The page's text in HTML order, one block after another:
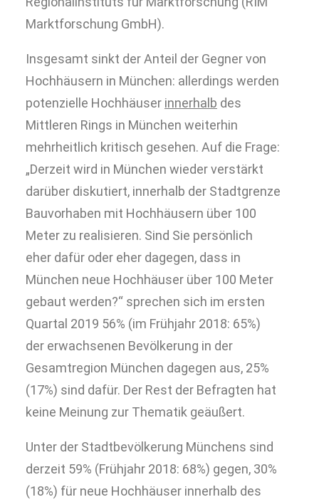
Marktforschung GmbH).
Insgesamt sinkt der Anteil der Gegner von
Hochhäusern in München: allerdings werden
potenzielle Hochhäuser innerhalb des
Mittleren Rings in München weiterhin
mehrheitlich kritisch gesehen. Auf die Frage:
„Derzeit wird in München wieder verstärkt
darüber diskutiert, innerhalb der Stadtgrenze
Bauvorhaben mit Hochhäusern über 100
Meter zu realisieren. Sind Sie persönlich
eher dafür oder eher dagegen, dass in
München neue Hochhäuser über 100 Meter
gebaut werden?“ sprechen sich im ersten
Quartal 2019 56% (im Frühjahr 2018: 65%)
der erwachsenen Bevölkerung in der
Gesamtregion München dagegen aus, 25%
(17%) sind dafür. Der Rest der Befragten hat
keine Meinung zur Thematik geäußert.
Unter der Stadtbevölkerung Münchens sind
derzeit 59% (Frühjahr 2018: 68%) gegen, 30%
(18%) für neue Hochhäuser innerhalb des